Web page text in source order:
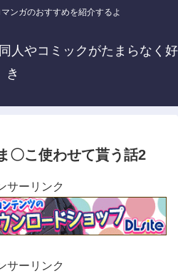
ンガのおすすめを紹介するよ
人やコミックがたまらなく好
き
〇こ使わせて貰う話2
サーリンク
サーリンク